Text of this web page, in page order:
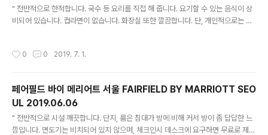
" 전반적으로 한적합니다. 국수 등 요리를 직접 해 줍니다. 요기할 수 있는 음식이 상
비되어 있습니다. 컵라면이 없습니다. 화장실 또한 깔끔합니다. 단, 개인적으로는 제
0 0 2019. 7. 1.
페어필드 바이 메리어트 서울 FAIRFIELD BY MARRIOTT SEO
UL 2019.06.06
" 전반적으로 시설 깨끗합니다. 단지, 룸은 침대가 방에 비해 커서 방이 좀 답답한 느
낌입니다. 면도기는 비치되어 있지 않으며, 체크인시 데스크에 요구하면 무료로 제공